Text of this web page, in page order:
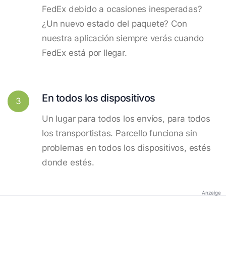
FedEx debido a ocasiones inesperadas?
¿Un nuevo estado del paquete? Con
nuestra aplicación siempre verás cuando
FedEx está por llegar.
3 En todos los dispositivos
Un lugar para todos los envíos, para todos
los transportistas. Parcello funciona sin
problemas en todos los dispositivos, estés
donde estés.
Anzeige